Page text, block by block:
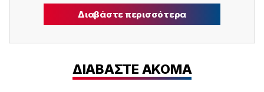
Διαβάστε περισσότερα
ΔΙΑΒΑΣΤΕ ΑΚΟΜΑ